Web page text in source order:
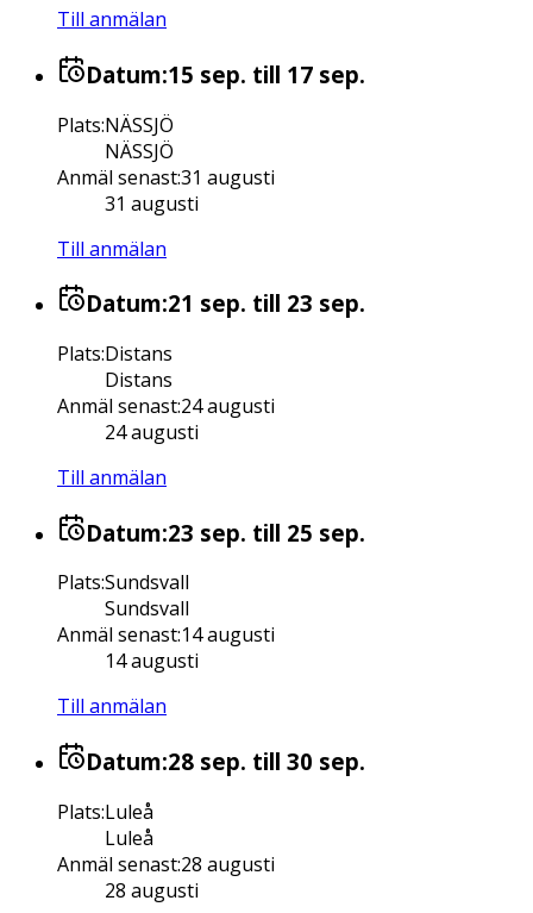
Till anmälan
Datum:15 sep. till 17 sep.
Plats:NÄSSJÖ
NÄSSJÖ
Anmäl senast:31 augusti
31 augusti
Till anmälan
Datum:21 sep. till 23 sep.
Plats:Distans
Distans
Anmäl senast:24 augusti
24 augusti
Till anmälan
Datum:23 sep. till 25 sep.
Plats:Sundsvall
Sundsvall
Anmäl senast:14 augusti
14 augusti
Till anmälan
Datum:28 sep. till 30 sep.
Plats:Luleå
Luleå
Anmäl senast:28 augusti
28 augusti